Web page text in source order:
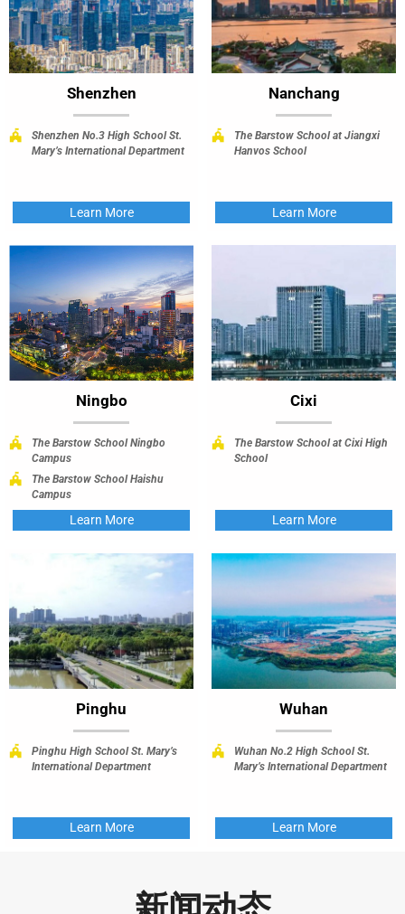
Shenzhen
Shenzhen No.3 High School St.
Mary’s International Department
Learn More
Nanchang
The Barstow School at Jiangxi
Hanvos School
Learn More
Ningbo
The Barstow School Ningbo
Campus
The Barstow School Haishu
Campus
Learn More
Cixi
The Barstow School at Cixi High
School
Learn More
Pinghu
Pinghu High School St. Mary’s
International Department
Learn More
Wuhan
Wuhan No.2 High School St.
Mary’s International Department
Learn More